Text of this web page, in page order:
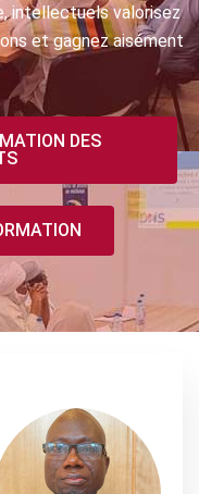
intellectuels valorisez
et gagnez aisément
DES